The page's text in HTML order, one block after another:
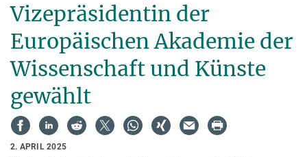
Vizepräsidentin der
Europäischen Akademie der
Wissenschaft und Künste
gewählt
2. APRIL 2025